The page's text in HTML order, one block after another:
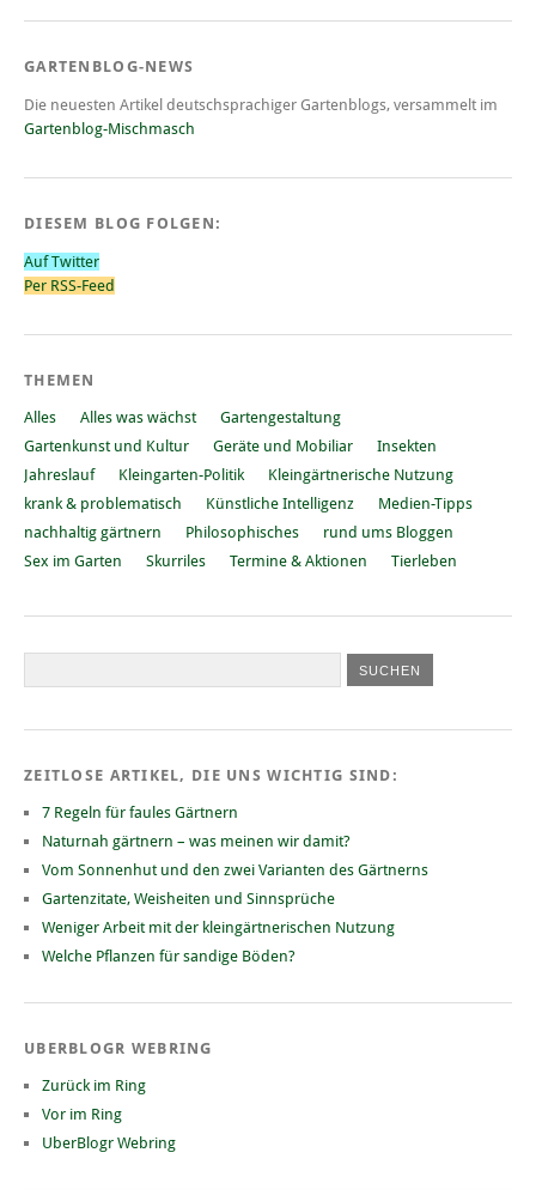
GARTENBLOG-NEWS
Die neuesten Artikel deutschsprachiger Gartenblogs, versammelt im
Gartenblog-Mischmasch
DIESEM BLOG FOLGEN:
Auf Twitter
Per RSS-Feed
THEMEN
Alles Alles was wächst
Gartengestaltung
Gartenkunst und Kultur
Geräte und Mobiliar
Insekten
Jahreslauf
Kleingarten-Politik
Kleingärtnerische Nutzung
krank & problematisch
Künstliche Intelligenz
Medien-Tipps
nachhaltig gärtnern
Philosophisches
rund ums Bloggen
Sex im Garten
Skurriles Termine & Aktionen Tierleben
ZEITLOSE ARTIKEL, DIE UNS WICHTIG SIND:
7 Regeln für faules Gärtnern
Naturnah gärtnern – was meinen wir damit?
Vom Sonnenhut und den zwei Varianten des Gärtnerns
Gartenzitate, Weisheiten und Sinnsprüche
Weniger Arbeit mit der kleingärtnerischen Nutzung
Welche Pflanzen für sandige Böden?
UBERBLOGR WEBRING
Zurück im Ring
Vor im Ring
UberBlogr Webring